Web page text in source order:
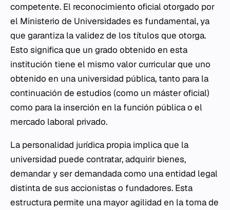
competente. El reconocimiento oficial otorgado por
el Ministerio de Universidades es fundamental, ya
que garantiza la validez de los títulos que otorga.
Esto significa que un grado obtenido en esta
institución tiene el mismo valor curricular que uno
obtenido en una universidad pública, tanto para la
continuación de estudios (como un máster oficial)
como para la inserción en la función pública o el
mercado laboral privado.
La personalidad jurídica propia implica que la
universidad puede contratar, adquirir bienes,
demandar y ser demandada como una entidad legal
distinta de sus accionistas o fundadores. Esta
estructura permite una mayor agilidad en la toma de